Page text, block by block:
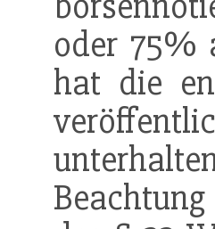
oder 75%
hat die